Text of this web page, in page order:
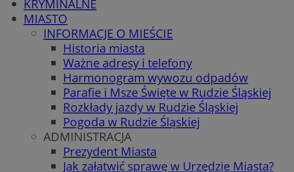
KRYMINALNE
MIASTO
INFORMACJE O MIEŚCIE
Historia miasta
Ważne adresy i telefony
Harmonogram wywozu odpadów
Parafie i Msze Święte w Rudzie Śląskiej
Rozkłady jazdy w Rudzie Śląskiej
Pogoda w Rudzie Śląskiej
ADMINISTRACJA
Prezydent Miasta
Jak załatwić sprawę w Urzędzie Miasta?